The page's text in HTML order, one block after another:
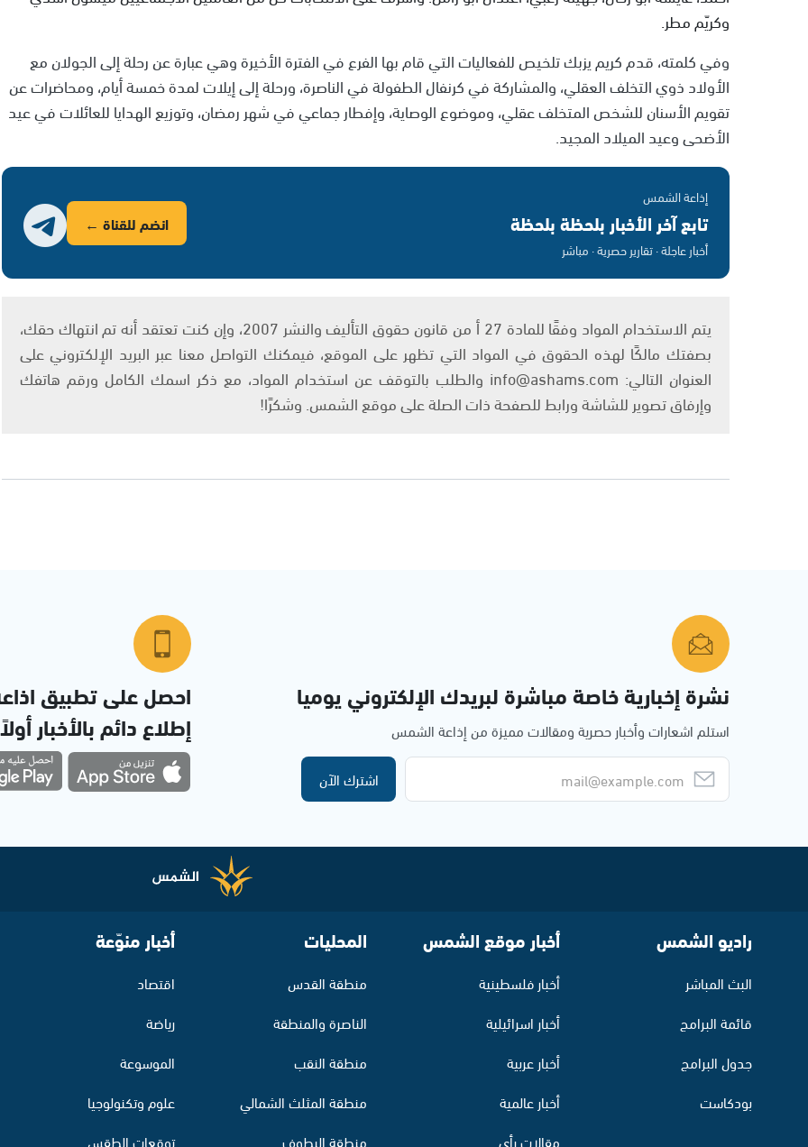
وكريّم مطر.
وفي كلمته، قدم كريم يزبك تلخيص للفعاليات التي قام بها الفرع في الفترة الأخيرة وهي عبارة عن رحلة إلى الجولان مع
الأولاد ذوي التخلف العقلي، والمشاركة في كرنفال الطفولة في الناصرة، ورحلة إلى إيلات لمدة خمسة أيام، ومحاضرات عن
تقويم الأسنان للشخص المتخلف عقلي، وموضوع الوصاية، وإفطار جماعي في شهر رمضان، وتوزيع الهدايا للعائلات في عيد
الأضحى وعيد الميلاد المجيد.
إذاعة الشمس
تابع آخر الأخبار بلحظة بلحظة
أخبار عاجلة · تقارير حصرية · مباشر
انضم للقناة ←
يتم الاستخدام المواد وفقًا للمادة 27 أ من قانون حقوق التأليف والنشر 2007، وإن كنت تعتقد أنه تم انتهاك حقك،
بصفتك مالكًا لهذه الحقوق في المواد التي تظهر على الموقع، فيمكنك التواصل معنا عبر البريد الإلكتروني على
العنوان التالي: info@ashams.com والطلب بالتوقف عن استخدام المواد، مع ذكر اسمك الكامل ورقم هاتفك
وإرفاق تصوير للشاشة ورابط للصفحة ذات الصلة على موقع الشمس. وشكرًا!
نشرة إخبارية خاصة مباشرة لبريدك الإلكتروني يوميا
استلم اشعارات وأخبار حصرية ومقالات مميزة من إذاعة الشمس
اشترك الآن
احصل على تطبيق
إطلاع دائم بالأخبار
راديو الشمس
البث المباشر
قائمة البرامج
جدول البرامج
بودكاست
أخبار موقع الشمس
أخبار فلسطينية
أخبار اسرائيلية
أخبار عربية
أخبار عالمية
مقالات رأي
المحليات
منطقة القدس
الناصرة والمنطقة
منطقة النقب
منطقة المثلث الشمالي
منطقة البطوف
أخبار منوّعة
اقتصاد
رياضة
الموسوعة
علوم وتكنولوجيا
توقعات الطقس